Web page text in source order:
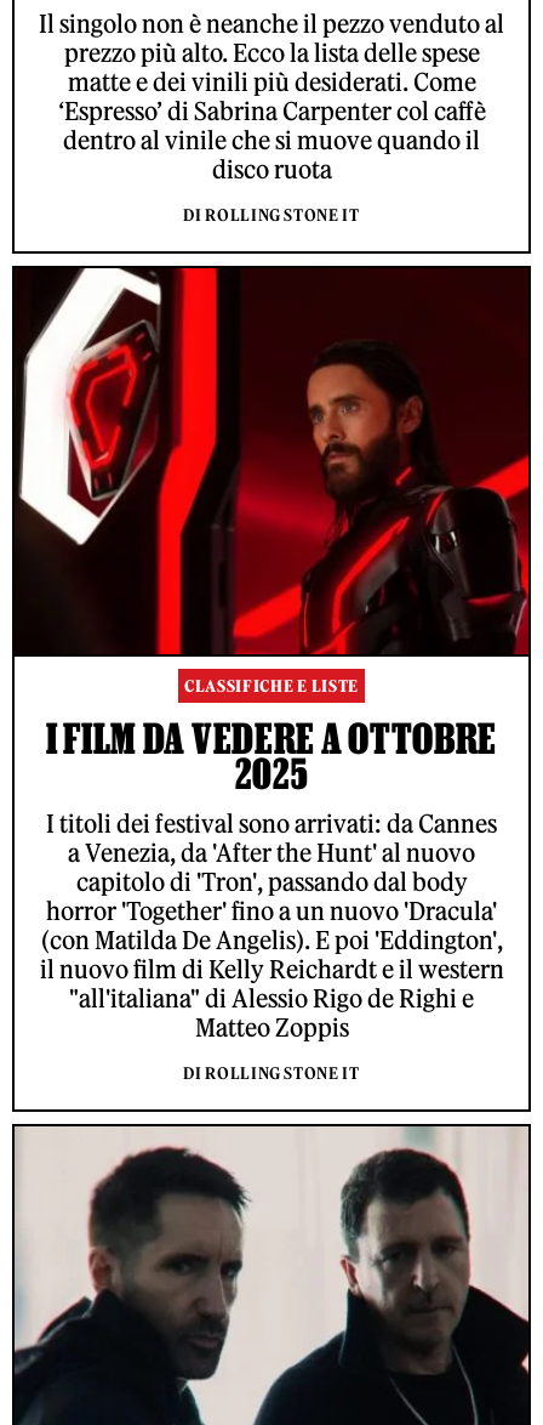
Il singolo non è neanche il pezzo venduto al
prezzo più alto. Ecco la lista delle spese
matte e dei vinili più desiderati. Come
‘Espresso’ di Sabrina Carpenter col caffè
dentro al vinile che si muove quando il
disco ruota
DI ROLLING STONE IT
CLASSIFICHE E LISTE
I FILM DA VEDERE A OTTOBRE
2025
I titoli dei festival sono arrivati: da Cannes
a Venezia, da 'After the Hunt' al nuovo
capitolo di 'Tron', passando dal body
horror 'Together' fino a un nuovo 'Dracula'
(con Matilda De Angelis). E poi 'Eddington',
il nuovo film di Kelly Reichardt e il western
"all'italiana" di Alessio Rigo de Righi e
Matteo Zoppis
DI ROLLING STONE IT